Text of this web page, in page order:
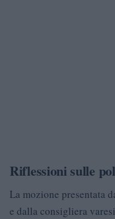
Riflessioni sulle
La mozione presentata
e dalla consigliera